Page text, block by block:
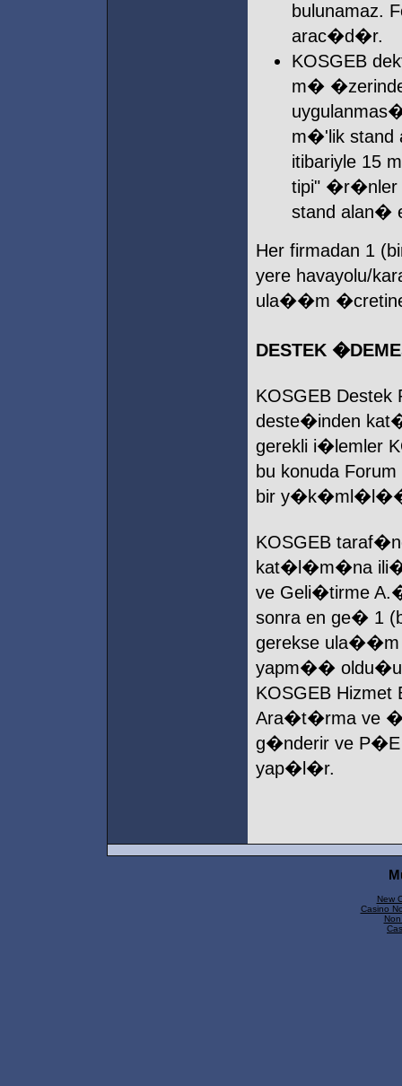
bulunamaz.
arac�d�r.
KOSGEB
m�
m�'lik
itibariyle 15
tipi" �r�nler
stand alan�
Her firmadan 1
yere havayolu/
ula��m
DESTEK
KOSGEB
deste�inden
gerekli i�lemler
bu konuda
bir
KOSGEB
kat�l�m�na
ve Geli�tirme
sonra en ge� 1
gerekse ula��m
yapm�� oldu�u
KOSGEB Hizmet
Ara�t�rma ve
g�nderir ve P�E
yap�l�r.
New
Casino